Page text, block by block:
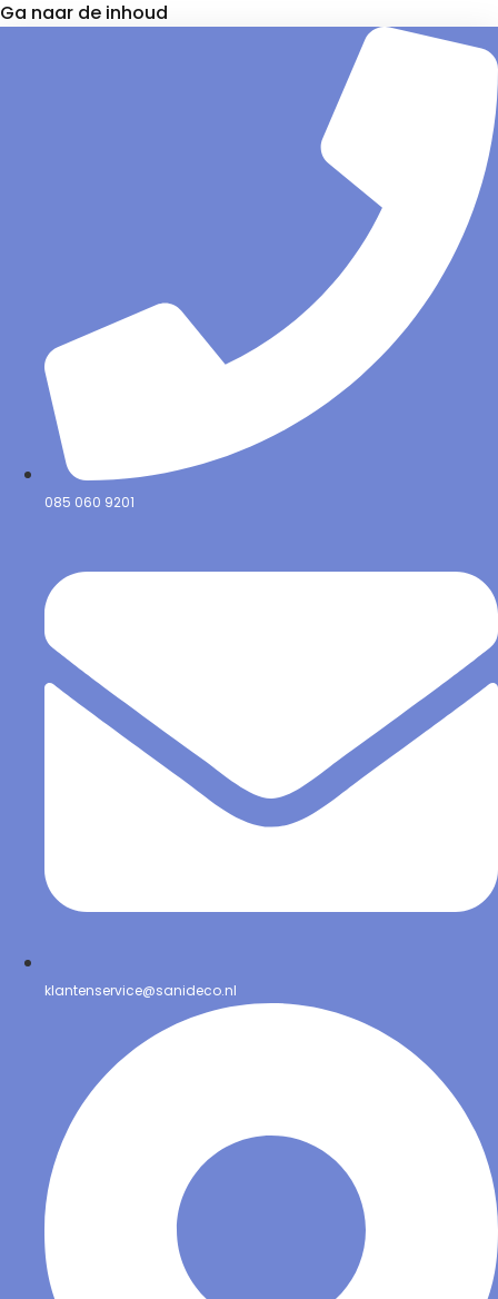
Ga naar de inhoud
085 060 9201
klantenservice@sanideco.nl